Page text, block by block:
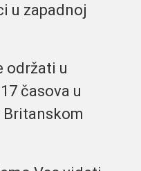
u zapadnoj
održati u
časova u
Britanskom